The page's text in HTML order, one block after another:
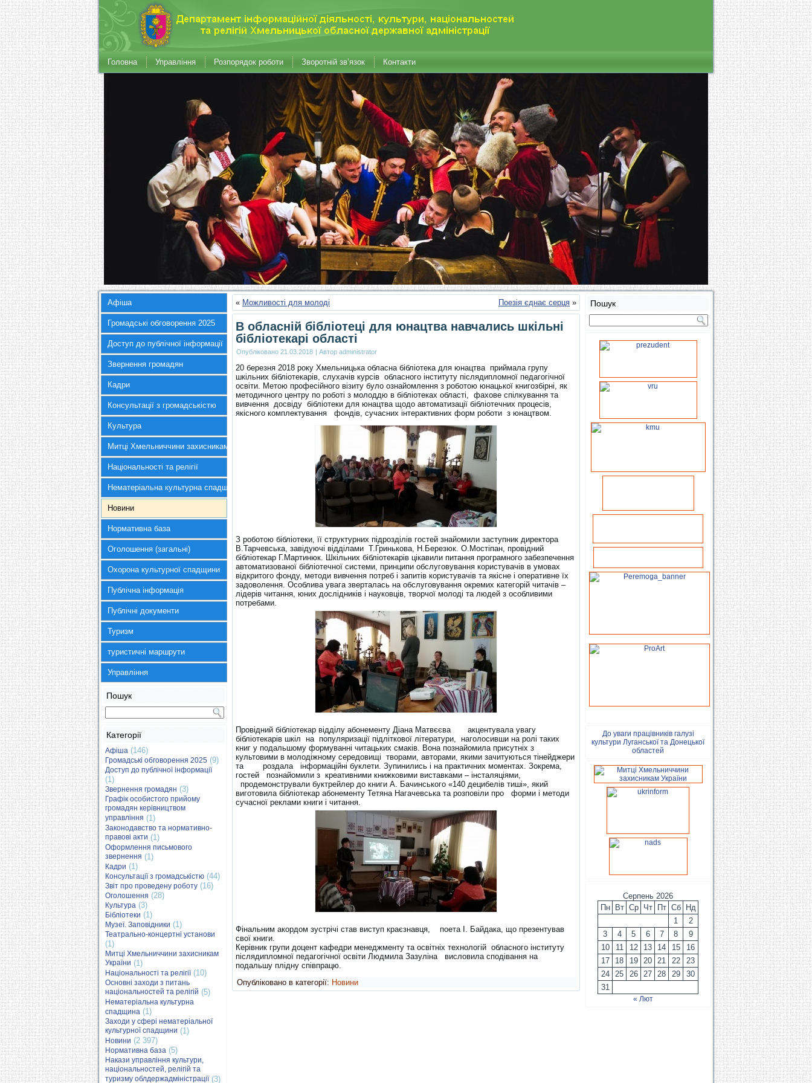
Головна Управління Розпорядок роботи Зворотній зв’язок Контакти
Афіша
Громадські обговорення 2025
Доступ до публічної інформації
Звернення громадян
Кадри
Консультації з громадськістю
Культура
Митці Хмельниччини захисникам України
Національності та релігії
Нематеріальна культурна спадщина
Новини
Нормативна база
Оголошення (загальні)
Охорона культурної спадщини
Публічна інформація
Публічні документи
Туризм
туристичні маршрути
Управління
Пошук
Категорії
Афіша (146)
Громадські обговорення 2025 (9)
Доступ до публічної інформації
(1)
Звернення громадян (3)
Графік особистого прийому
громадян керівництвом
управління (1)
Законодавство та нормативно-
правові акти (1)
Оформлення письмового
звернення (1)
Кадри (1)
Консультації з громадськістю (44)
Звіт про проведену роботу (16)
Оголошення (28)
Культура (3)
Бібліотеки (1)
Музеї. Заповідники (1)
Театрально-концертні установи
(1)
Митці Хмельниччини захисникам
України (1)
Національності та релігії(10)
Основні заходи з питань
національностей та релігій (5)
Нематеріальна культурна
спадщина (1)
Заходи у сфері нематеріальної
культурної спадщини (1)
Новини (2 397)
Нормативна база (5)
Накази управління культури,
національностей, релігій та
туризму облдержадміністрації(3)
« Можливості для молоді Поезія єднає серця »
В обласній бібліотеці для юнацтва навчались шкільні
бібліотекарі області
Опубліковано 21.03.2018 | Автор administrator
20 березня 2018 року Хмельницька обласна бібліотека для юнацтва приймала групу
шкільних бібліотекарів, слухачів курсів обласного інституту післядипломної педагогічної
освіти. Метою професійного візиту було ознайомлення з роботою юнацької книгозбірні, як
методичного центру по роботі з молоддю в бібліотеках області, фахове спілкування та
вивчення досвіду бібліотеки для юнацтва щодо автоматизації бібліотечних процесів,
якісного комплектування фондів, сучасних інтерактивних форм роботи з юнацтвом.
З роботою бібліотеки, її структурних підрозділів гостей знайомили заступник директора
В.Тарчевська, завідуючі відділами Т.Гринькова, Н.Березюк. О.Мостіпан, провідний
бібліотекар Г.Мартинюк. Шкільних бібліотекарів цікавили питання програмного забезпечення
автоматизованої бібліотечної системи, принципи обслуговування користувачів в умовах
відкритого фонду, методи вивчення потреб і запитів користувачів та якісне і оперативне їх
задоволення. Особлива увага зверталась на обслуговування окремих категорій читачів –
лідерів читання, юних дослідників і науковців, творчої молоді та людей з особливими
потребами.
Провідний бібліотекар відділу абонементу Діана Матвєєва акцентувала увагу
бібліотекарів шкіл на популяризації підліткової літератури, наголосивши на ролі таких
книг у подальшому формуванні читацьких смаків. Вона познайомила присутніх з
культовими в молодіжному середовищі творами, авторами, якими зачитуються тінейджери
та роздала інформаційні буклети. Зупинились і на практичних моментах. Зокрема,
гостей познайомили з креативними книжковими виставками – інсталяціями,
продемонстрували буктрейлер до книги А. Бачинського «140 децибелів тиші», який
виготовила бібліотекар абонементу Тетяна Нагачевська та розповіли про форми і методи
сучасної реклами книги і читання.
Фінальним акордом зустрічі став виступ краєзнавця, поета І. Байдака, що презентував
свої книги.
Керівник групи доцент кафедри менеджменту та освітніх технологій обласного інституту
післядипломної педагогічної освіти Людмила Зазуліна висловила сподівання на
подальшу плідну співпрацю.
Опубліковано в категорії: Новини
Пошук
До уваги працівників галузі
культури Луганської та Донецької
областей
Серпень 2026
Пн
Вт Ср Чт Пт Сб
Нд
1
2
3
4 5 6 7 8
9
10
11 12 13 14 15
16
17
18 19 20 21 22
23
24
25 26 27 28 29
30
31
« Лют